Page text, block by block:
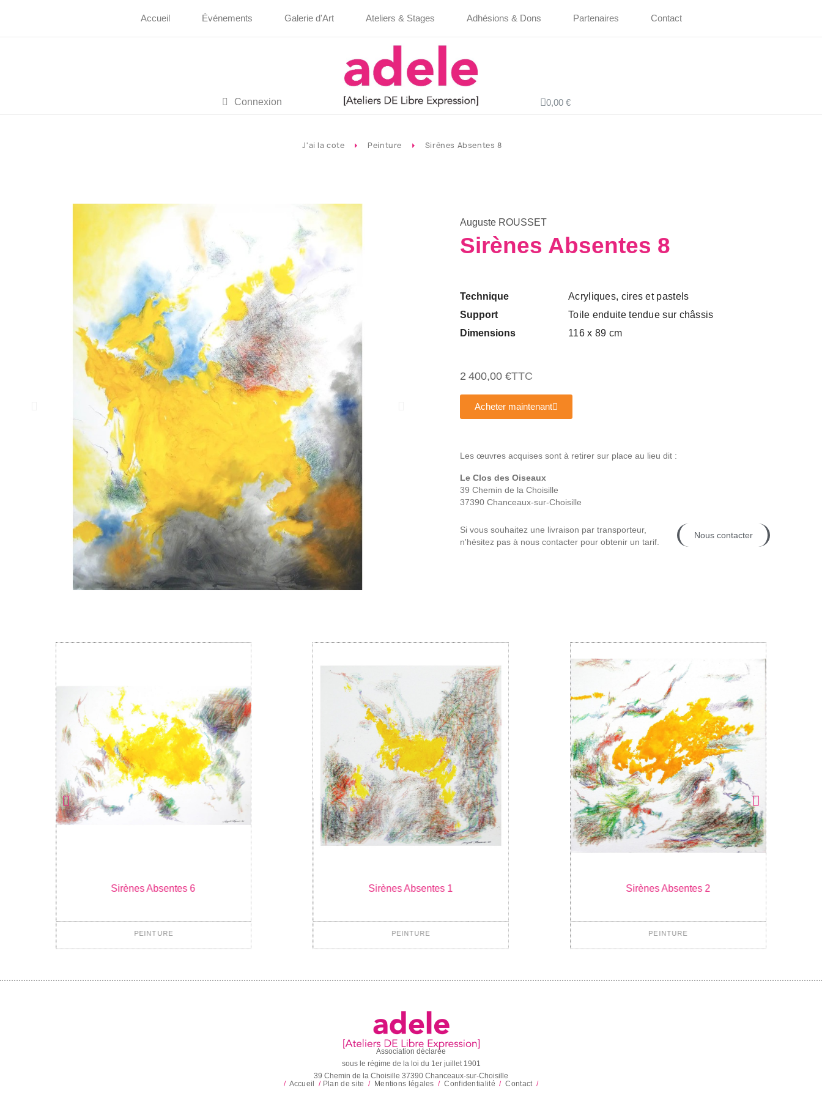
Accueil Événements Galerie d'Art Ateliers & Stages Adhésions & Dons Partenaires Contact
Connexion 0,00 €
J'ai la cote Peinture Sirènes Absentes 8
Auguste ROUSSET
Sirènes Absentes 8
Technique
Acryliques, cires et pastels
Support
Toile enduite tendue sur châssis
Dimensions
116 x 89 cm
2 400,00 €TTC
Acheter maintenant
Les œuvres acquises sont à retirer sur place au lieu dit :
Le Clos des Oiseaux
39 Chemin de la Choisille
37390 Chanceaux-sur-Choisille
Si vous souhaitez une livraison par transporteur,
n'hésitez pas à nous contacter pour obtenir un tarif.
Nous contacter
Sirènes Absentes 6
PEINTURE
Sirènes Absentes 1
PEINTURE
Sirènes Absentes 2
PEINTURE
Association déclarée
sous le régime de la loi du 1er juillet 1901
39 Chemin de la Choisille 37390 Chanceaux-sur-Choisille
/ Accueil / Plan de site / Mentions légales / Confidentialité / Contact /